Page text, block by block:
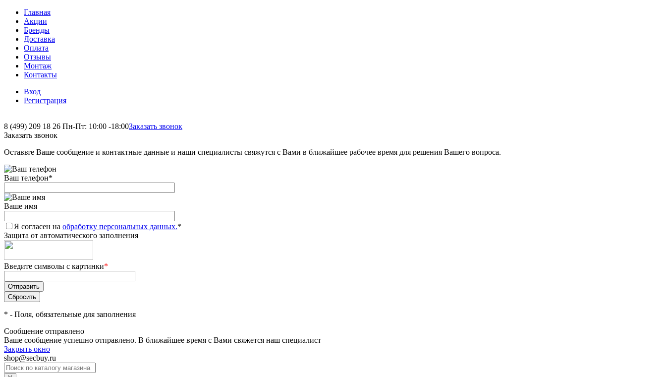
Главная
Акции
Бренды
Доставка
Оплата
Отзывы
Монтаж
Контакты
Вход
Регистрация
8 (499) 209 18 26 Пн-Пт: 10:00 -18:00Заказать звонок
Заказать звонок
Оставьте Ваше сообщение и контактные данные и наши специалисты свяжутся с Вами в ближайшее рабочее время для решения Вашего вопроса.
Ваш телефон*
Ваше имя
Я согласен на обработку персональных данных.*
Защита от автоматического заполнения
Введите символы с картинки*
* - Поля, обязательные для заполнения
Сообщение отправлено
Ваше сообщение успешно отправлено. В ближайшее время с Вами свяжется наш специалист
Закрыть окно
shop@secbuy.ru